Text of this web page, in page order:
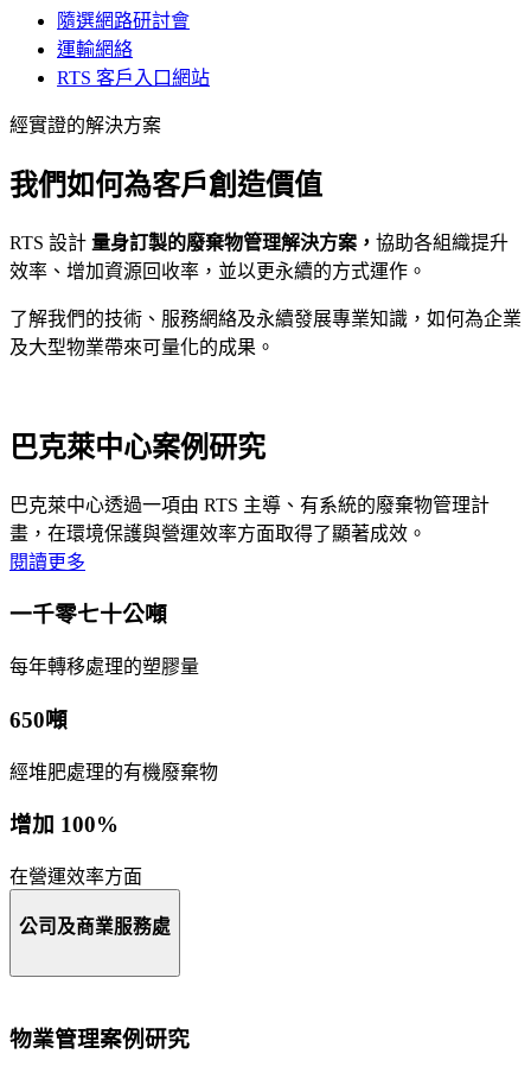
隨選網路研討會
運輸網絡
RTS 客戶入口網站
經實證的解決方案
我們如何為客戶創造價值
RTS 設計 量身訂製的廢棄物管理解決方案， 協助各組織提升
效率、增加資源回收率，並以更永續的方式運作。
了解我們的技術、服務網絡及永續發展專業知識，如何為企業
及大型物業帶來可量化的成果。
巴克萊中心案例研究
巴克萊中心透過一項由 RTS 主導、有系統的廢棄物管理計
畫，在環境保護與營運效率方面取得了顯著成效。
閱讀更多
一千零七十公噸
每年轉移處理的塑膠量
650噸
經堆肥處理的有機廢棄物
增加 100%
在營運效率方面
公司及商業服務處
物業管理案例研究